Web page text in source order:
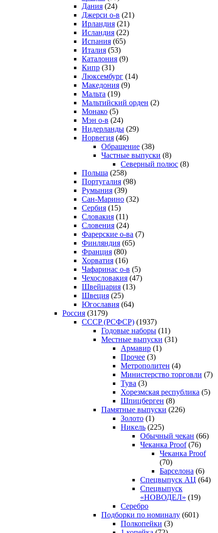
Дания (24)
Джерси о-в (21)
Ирландия (21)
Исландия (22)
Испания (65)
Италия (53)
Каталония (9)
Кипр (31)
Люксембург (14)
Македония (9)
Мальта (19)
Мальтийский орден (2)
Монако (5)
Мэн о-в (24)
Нидерланды (29)
Норвегия (46)
Обращение (38)
Частные выпуски (8)
Северный полюс (8)
Польша (258)
Португалия (98)
Румыния (39)
Сан-Марино (32)
Сербия (15)
Словакия (11)
Словения (24)
Фарерские о-ва (7)
Финляндия (65)
Франция (80)
Хорватия (16)
Чафаринас о-в (5)
Чехословакия (47)
Швейцария (13)
Швеция (25)
Югославия (64)
Россия (3179)
CCCP (РСФСР) (1937)
Годовые наборы (11)
Местные выпуски (31)
Армавир (1)
Прочее (3)
Метрополитен (4)
Министерство торговли (7)
Тува (3)
Хорезмская республика (5)
Шпицберген (8)
Памятные выпуски (226)
Золото (1)
Никель (225)
Обычный чекан (66)
Чеканка Proof(76)
Чеканка Proof
(70)
Барселона (6)
Спецвыпуск АЦ (64)
Спецвыпуск
«НОВОДЕЛ» (19)
Серебро
Подборки по номиналу (601)
Полкопейки (3)